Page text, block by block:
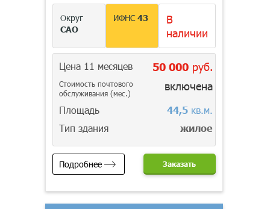
Округ
САО
ИФНС43
В
наличии
Цена 11 месяцев 50 000руб.
Стоимость почтового
обслуживания (мес.)
включена
Площадь 44,5кв.м.
Тип здания
жилое
Подробнее Заказать